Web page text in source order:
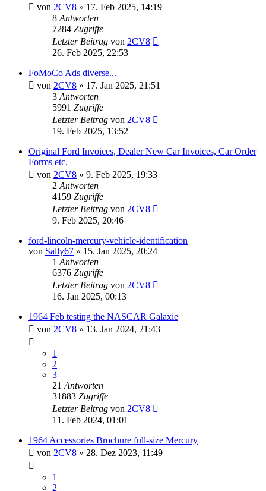
von 2CV8 » 17. Feb 2025, 14:19
8 Antworten
7284 Zugriffe
Letzter Beitrag von 2CV8
26. Feb 2025, 22:53
FoMoCo Ads diverse...
von 2CV8 » 17. Jan 2025, 21:51
3 Antworten
5991 Zugriffe
Letzter Beitrag von 2CV8
19. Feb 2025, 13:52
Original Ford Invoices, Dealer New Car Invoices, Car Order
Forms etc.
von 2CV8 » 9. Feb 2025, 19:33
2 Antworten
4159 Zugriffe
Letzter Beitrag von 2CV8
9. Feb 2025, 20:46
ford-lincoln-mercury-vehicle-identification
von Sally67 » 15. Jan 2025, 20:24
1 Antworten
6376 Zugriffe
Letzter Beitrag von 2CV8
16. Jan 2025, 00:13
1964 Feb testing the NASCAR Galaxie
von 2CV8 » 13. Jan 2024, 21:43
1
2
3
21 Antworten
31883 Zugriffe
Letzter Beitrag von 2CV8
11. Feb 2024, 01:01
1964 Accessories Brochure full-size Mercury
von 2CV8 » 28. Dez 2023, 11:49
1
2